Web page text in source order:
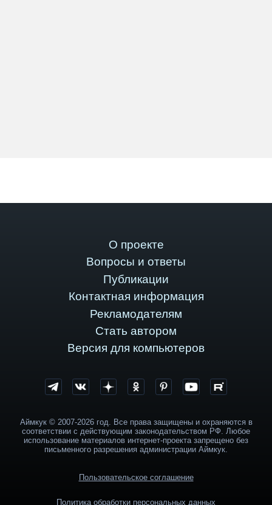
О проекте
Вопросы и ответы
Публикации
Контактная информация
Рекламодателям
Стать автором
Версия для компьютеров
Аймкук © 2007-2026 год. Все права защищены и охраняются в
соответствии с действующим законодательством РФ. Любое
использование материалов интернет-проекта запрещено без
письменного разрешения администрации Аймкук.
Пользовательское соглашение
Политика обработки персональных данных